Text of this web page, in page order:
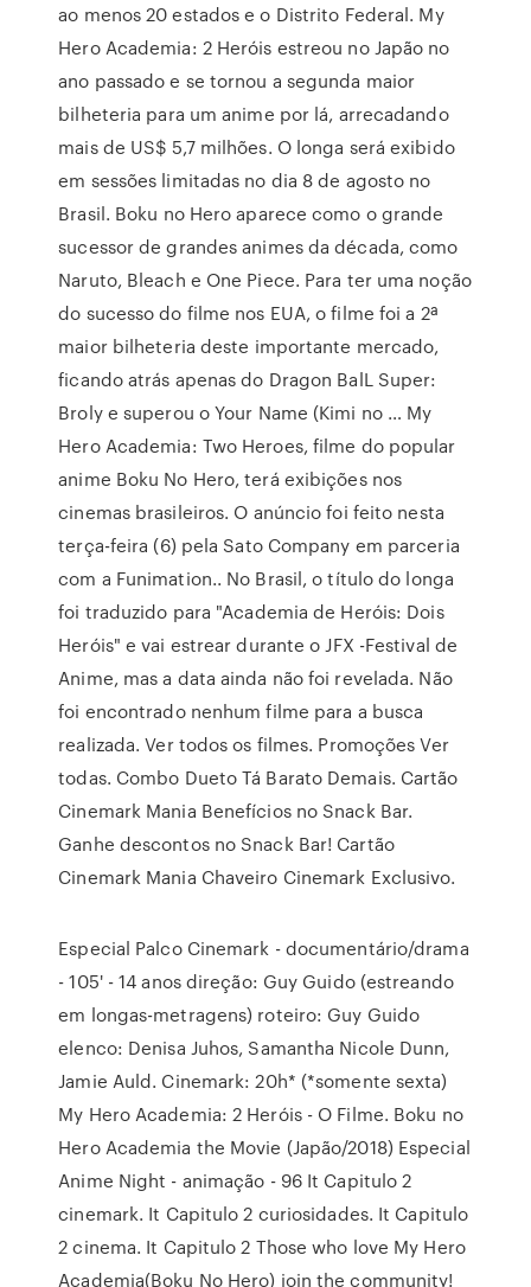
ao menos 20 estados e o Distrito Federal. My
Hero Academia: 2 Heróis estreou no Japão no
ano passado e se tornou a segunda maior
bilheteria para um anime por lá, arrecadando
mais de US$ 5,7 milhões. O longa será exibido
em sessões limitadas no dia 8 de agosto no
Brasil. Boku no Hero aparece como o grande
sucessor de grandes animes da década, como
Naruto, Bleach e One Piece. Para ter uma noção
do sucesso do filme nos EUA, o filme foi a 2ª
maior bilheteria deste importante mercado,
ficando atrás apenas do Dragon BalL Super:
Broly e superou o Your Name (Kimi no … My
Hero Academia: Two Heroes, filme do popular
anime Boku No Hero, terá exibições nos
cinemas brasileiros. O anúncio foi feito nesta
terça-feira (6) pela Sato Company em parceria
com a Funimation.. No Brasil, o título do longa
foi traduzido para "Academia de Heróis: Dois
Heróis" e vai estrear durante o JFX -Festival de
Anime, mas a data ainda não foi revelada. Não
foi encontrado nenhum filme para a busca
realizada. Ver todos os filmes. Promoções Ver
todas. Combo Dueto Tá Barato Demais. Cartão
Cinemark Mania Benefícios no Snack Bar.
Ganhe descontos no Snack Bar! Cartão
Cinemark Mania Chaveiro Cinemark Exclusivo.
Especial Palco Cinemark - documentário/drama
- 105' - 14 anos direção: Guy Guido (estreando
em longas-metragens) roteiro: Guy Guido
elenco: Denisa Juhos, Samantha Nicole Dunn,
Jamie Auld. Cinemark: 20h* (*somente sexta)
My Hero Academia: 2 Heróis - O Filme. Boku no
Hero Academia the Movie (Japão/2018) Especial
Anime Night - animação - 96 It Capitulo 2
cinemark. It Capitulo 2 curiosidades. It Capitulo
2 cinema. It Capitulo 2 Those who love My Hero
Academia(Boku No Hero) join the community!